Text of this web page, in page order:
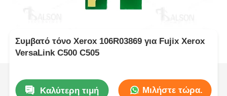
Συμβατό τόνο Xerox 106R03869 για Fujix Xerox
VersaLink C500 C505
Καλύτερη τιμή Μιλήστε τώρα.